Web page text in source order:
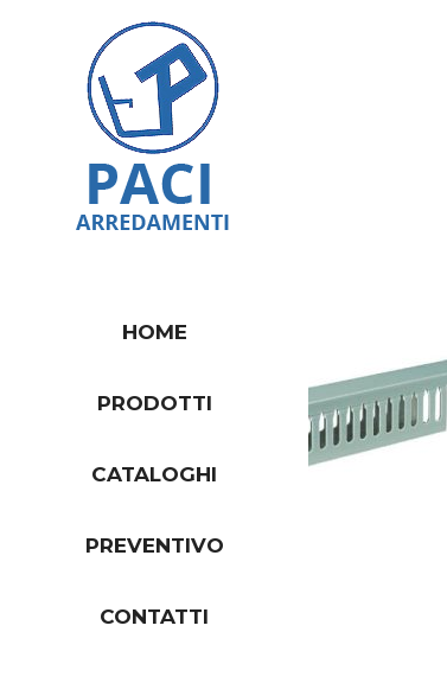
HOME
PRODOTTI
CATALOGHI
PREVENTIVO
CONTATTI